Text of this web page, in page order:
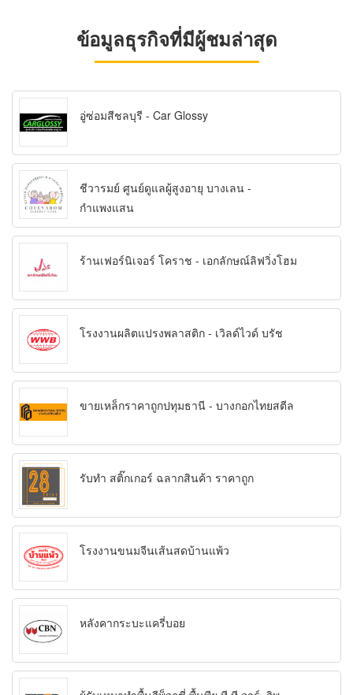
ข้อมูลธุรกิจที่มีผู้ชมล่าสุด
อู่ซ่อมสีชลบุรี - Car Glossy
ชีวารมย์ ศูนย์ดูแลผู้สูงอายุ บางเลน -
กำแพงแสน
ร้านเฟอร์นิเจอร์ โคราช - เอกลักษณ์ลิฟวิ่งโฮม
โรงงานผลิตแปรงพลาสติก - เวิลด์ไวด์ บรัช
ขายเหล็กราคาถูกปทุมธานี - บางกอกไทยสตีล
รับทำ สติ๊กเกอร์ ฉลากสินค้า ราคาถูก
โรงงานขนมจีนเส้นสดบ้านแพ้ว
หลังคากระบะแครี่บอย